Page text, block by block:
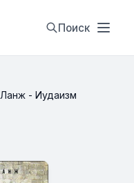
Поиск
Ланж - Иудаизм